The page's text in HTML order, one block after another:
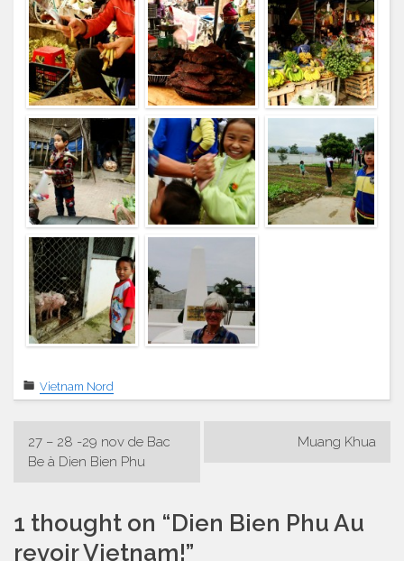
Vietnam Nord
Navigation
de
27 – 28 -29 nov de Bac
Be à Dien Bien Phu
Muang Khua
1 thought on “Dien Bien Phu Au
revoir Vietnam!”